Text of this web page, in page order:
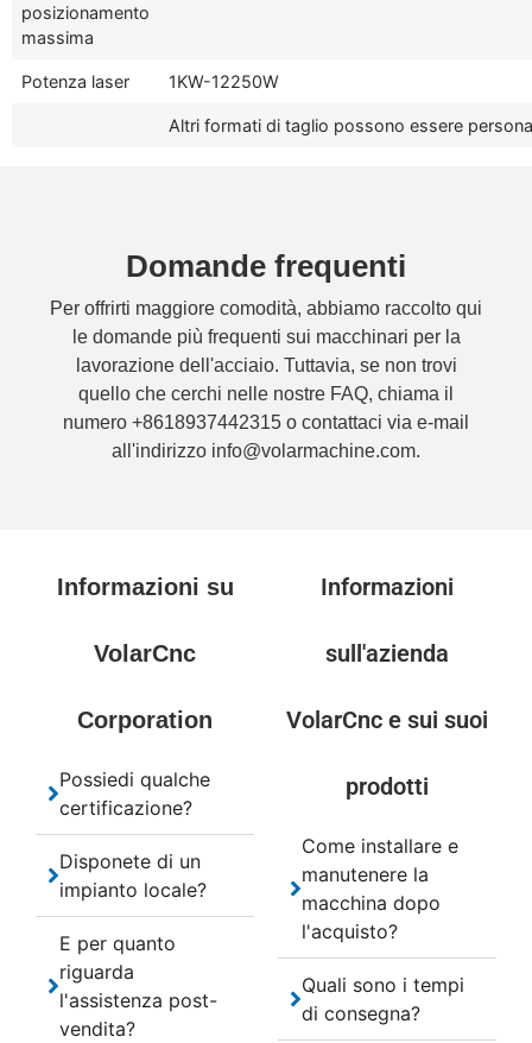
posizionamento
massima
Potenza laser 1KW-12250W
Altri formati di taglio possono essere
Domande frequenti
Per offrirti maggiore comodità, abbiamo raccolto qui
le domande più frequenti sui macchinari per la
lavorazione dell'acciaio. Tuttavia, se non trovi
quello che cerchi nelle nostre FAQ, chiama il
numero +8618937442315 o contattaci via e-mail
all'indirizzo info@volarmachine.com.
Informazioni su
VolarCnc
Corporation
Possiedi qualche
certificazione?
Disponete di un
impianto locale?
E per quanto
riguarda
l'assistenza post-
vendita?
Informazioni
sull'azienda
VolarCnc e sui suoi
prodotti
Come installare e
manutenere la
macchina dopo
l'acquisto?
Quali sono i tempi
di consegna?